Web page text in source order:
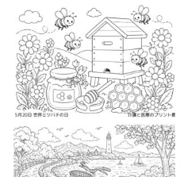
2026-05-7